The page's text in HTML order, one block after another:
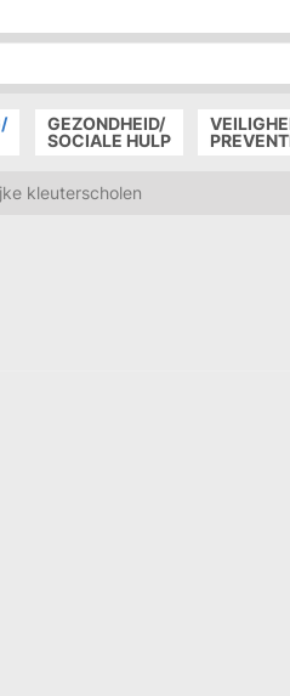
GEZONDHEID/
SOCIALE HULP
kleuterscholen